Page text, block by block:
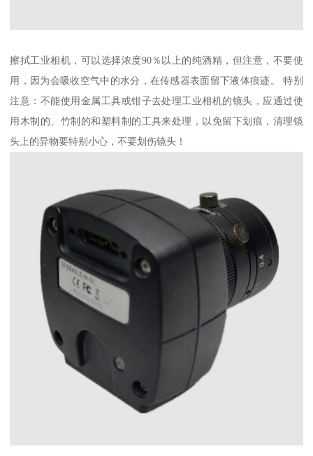
擦拭工业相机，可以选择浓度90％以上的纯酒精，但注意，不要使
用，因为会吸收空气中的水分，在传感器表面留下液体痕迹。 特别
注意：不能使用金属工具或钳子去处理工业相机的镜头，应通过使
用木制的、竹制的和塑料制的工具来处理，以免留下划痕，清理镜
头上的异物要特别小心，不要划伤镜头！